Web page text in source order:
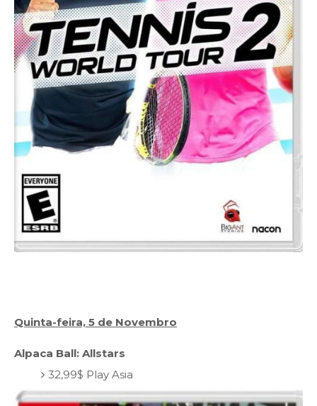
Quinta-feira, 5 de Novembro
Alpaca Ball: Allstars
32,99$ Play Asia